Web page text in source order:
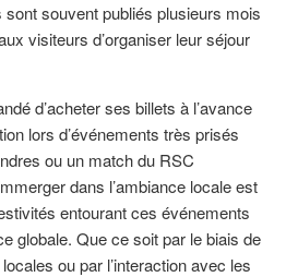
souvent publiés plusieurs mois
visiteurs d’organiser leur séjour
d’acheter ses billets à l’avance
lors d’événements très prisés
ou un match du RSC
dans l’ambiance locale est
entourant ces événements
globale. Que ce soit par le biais de
ou par l’interaction avec les